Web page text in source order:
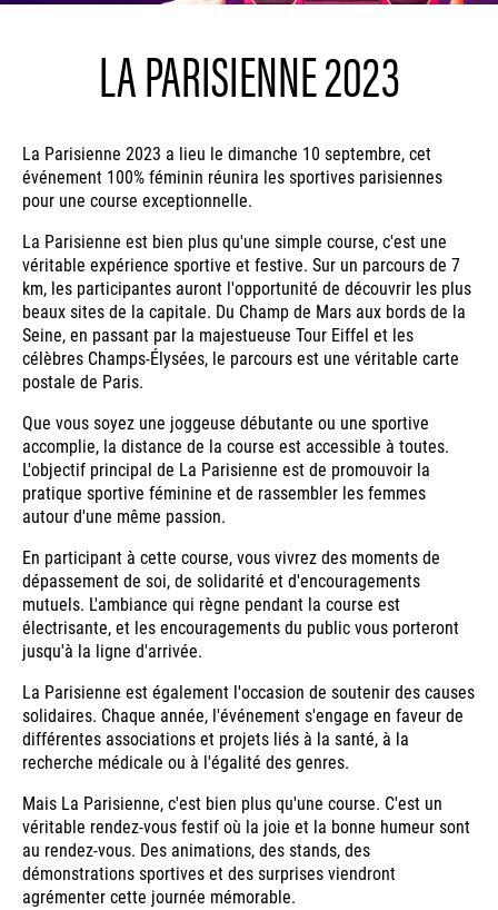
LA PARISIENNE 2023
La Parisienne 2023 a lieu le dimanche 10 septembre, cet
événement 100% féminin réunira les sportives parisiennes
pour une course exceptionnelle.
La Parisienne est bien plus qu'une simple course, c'est une
véritable expérience sportive et festive. Sur un parcours de 7
km, les participantes auront l'opportunité de découvrir les plus
beaux sites de la capitale. Du Champ de Mars aux bords de la
Seine, en passant par la majestueuse Tour Eiffel et les
célèbres Champs-Élysées, le parcours est une véritable carte
postale de Paris.
Que vous soyez une joggeuse débutante ou une sportive
accomplie, la distance de la course est accessible à toutes.
L'objectif principal de La Parisienne est de promouvoir la
pratique sportive féminine et de rassembler les femmes
autour d'une même passion.
En participant à cette course, vous vivrez des moments de
dépassement de soi, de solidarité et d'encouragements
mutuels. L'ambiance qui règne pendant la course est
électrisante, et les encouragements du public vous porteront
jusqu'à la ligne d'arrivée.
La Parisienne est également l'occasion de soutenir des causes
solidaires. Chaque année, l'événement s'engage en faveur de
différentes associations et projets liés à la santé, à la
recherche médicale ou à l'égalité des genres.
Mais La Parisienne, c'est bien plus qu'une course. C'est un
véritable rendez-vous festif où la joie et la bonne humeur sont
au rendez-vous. Des animations, des stands, des
démonstrations sportives et des surprises viendront
agrémenter cette journée mémorable.